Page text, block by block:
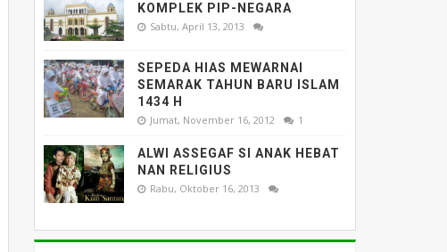
KOMPLEK PIP-NEGARA
Sabtu, April 13, 2013
SEPEDA HIAS MEWARNAI
SEMARAK TAHUN BARU ISLAM
1434 H
Jumat, November 16, 2012 1
ALWI ASSEGAF SI ANAK HEBAT
NAN RELIGIUS
Rabu, Oktober 16, 2013